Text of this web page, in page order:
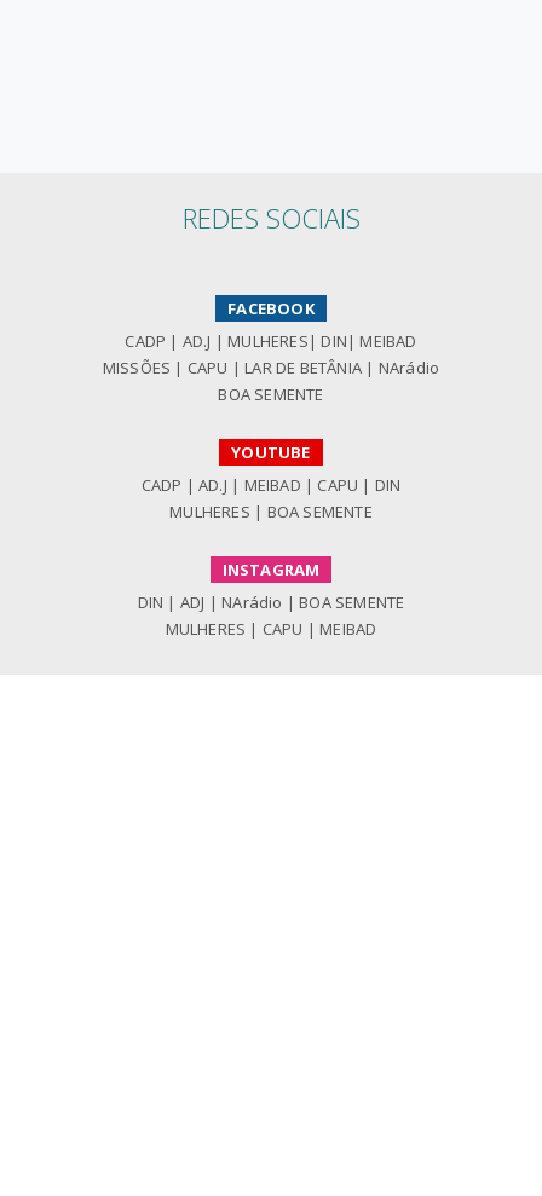
REDES SOCIAIS
FACEBOOK
CADP | AD.J | MULHERES | DIN | MEIBAD
MISSÕES | CAPU | LAR DE BETÂNIA | NArádio
BOA SEMENTE
YOUTUBE
CADP |AD.J | MEIBAD | CAPU | DIN
MULHERES | BOA SEMENTE
INSTAGRAM
DIN | ADJ | NArádio | BOA SEMENTE
MULHERES | CAPU | MEIBAD